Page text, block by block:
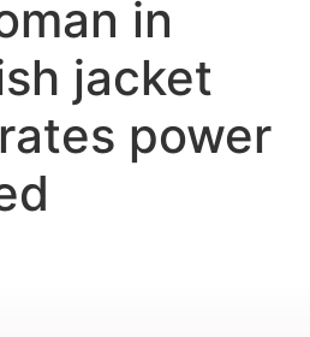
in
jacket
power